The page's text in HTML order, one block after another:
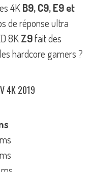
4KB9, C9, E9 et
de réponse ultra
8KZ9fait des
hardcore gamers ?
4K 2019